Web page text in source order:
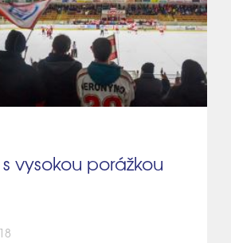
vysokou porážkou